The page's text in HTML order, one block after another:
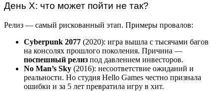
День X: что может пойти не так?
Релиз — самый рискованный этап. Примеры провалов:
Cyberpunk 2077 (2020): игра вышла с тысячами багов
на консолях прошлого поколения. Причина —
поспешный релиз под давлением инвесторов.
No Man’s Sky (2016): несоответствие ожиданий и
реальности. Но студия Hello Games честно признала
ошибки и за 5 лет превратила игру в хит.